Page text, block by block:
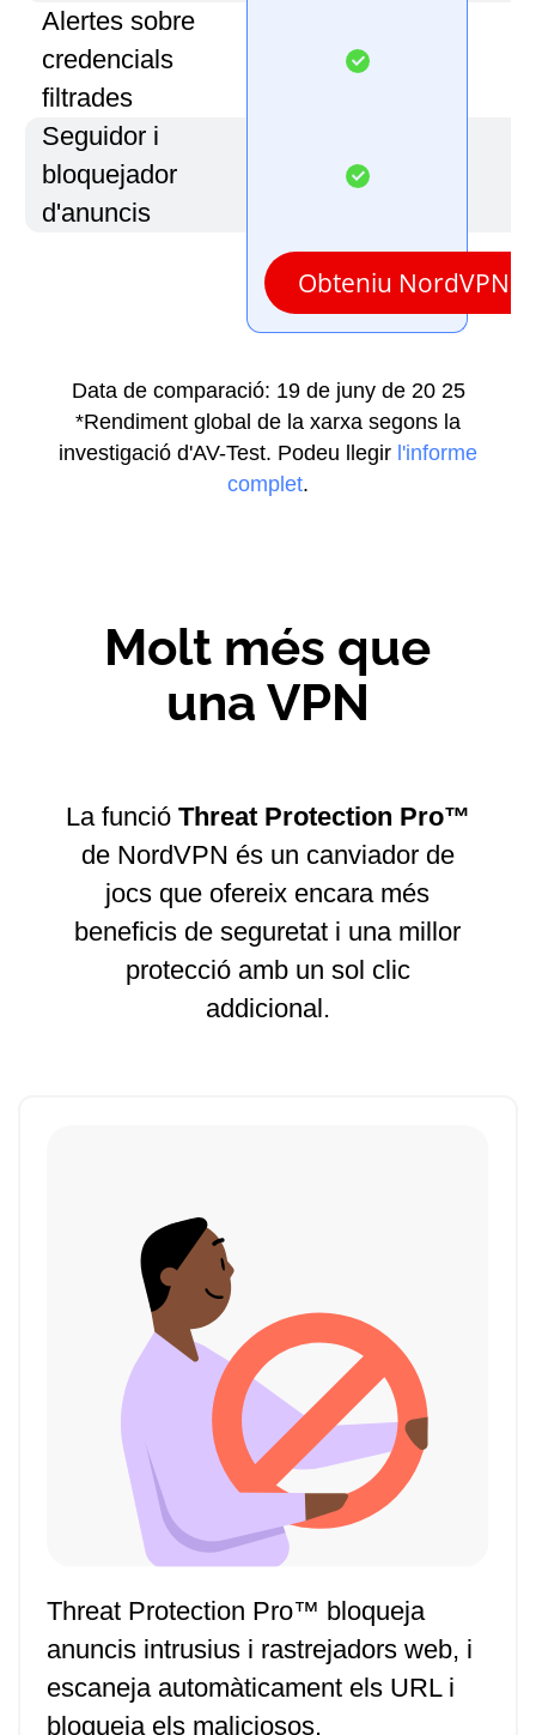
Alertes sobre
credencials
filtrades
Seguidor i
bloquejador
d'anuncis
Obteniu NordVPN
Data de comparació: 19 de juny de 20 25
*Rendiment global de la xarxa segons la
investigació d'AV-Test. Podeu llegir l'informe
complet.
Molt més que
una VPN
La funció Threat Protection Pro™
de NordVPN és un canviador de
jocs que ofereix encara més
beneficis de seguretat i una millor
protecció amb un sol clic
addicional.
Threat Protection Pro™ bloqueja
anuncis intrusius i rastrejadors web, i
escaneja automàticament els URL i
bloqueja els maliciosos.